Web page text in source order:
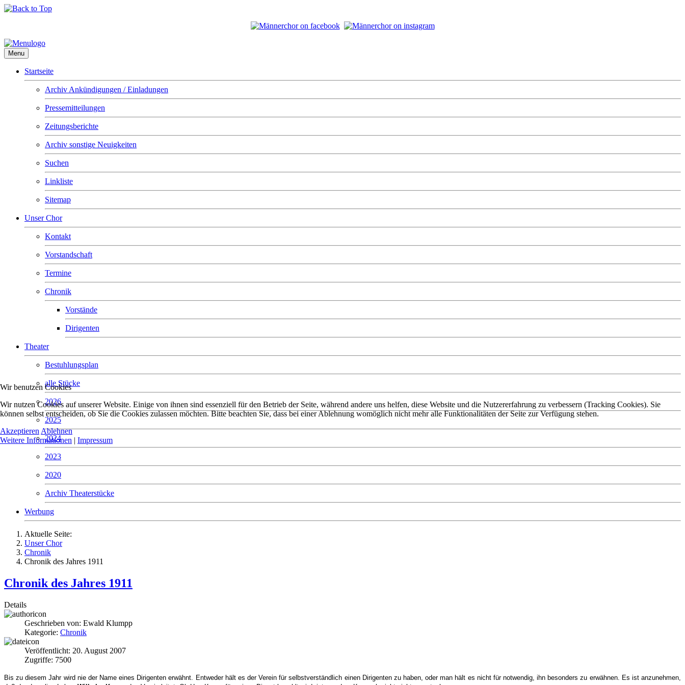
Menu
Startseite
Archiv Ankündigungen / Einladungen
Pressemitteilungen
Zeitungsberichte
Archiv sonstige Neuigkeiten
Suchen
Linkliste
Sitemap
Unser Chor
Kontakt
Vorstandschaft
Termine
Chronik
Vorstände
Dirigenten
Theater
Bestuhlungsplan
alle Stücke
2026
2025
2024
2023
2020
Archiv Theaterstücke
Werbung
Aktuelle Seite:
Unser Chor
Chronik
Chronik des Jahres 1911
Chronik des Jahres 1911
Details
Geschrieben von: Ewald Klumpp
Kategorie: Chronik
Veröffentlicht: 20. August 2007
Zugriffe: 7500
Bis zu diesem Jahr wird nie der Name eines Dirigenten erwähnt. Entweder hält es der Verein für selbstverständlich einen Dirigenten zu haben, oder man hält es nicht für notwendig, ihn besonders zu erwähnen. Es ist anzunehmen,
Wir benutzen Cookies
Wir nutzen Cookies auf unserer Website. Einige von ihnen sind essenziell für den Betrieb der Seite, während andere uns helfen, diese Website und die Nutzererfahrung zu verbessern (Tracking Cookies). Sie
können selbst entscheiden, ob Sie die Cookies zulassen möchten. Bitte beachten Sie, dass bei einer Ablehnung womöglich nicht mehr alle Funktionalitäten der Seite zur Verfügung stehen.
Akzeptieren Ablehnen
Weitere Informationen | Impressum